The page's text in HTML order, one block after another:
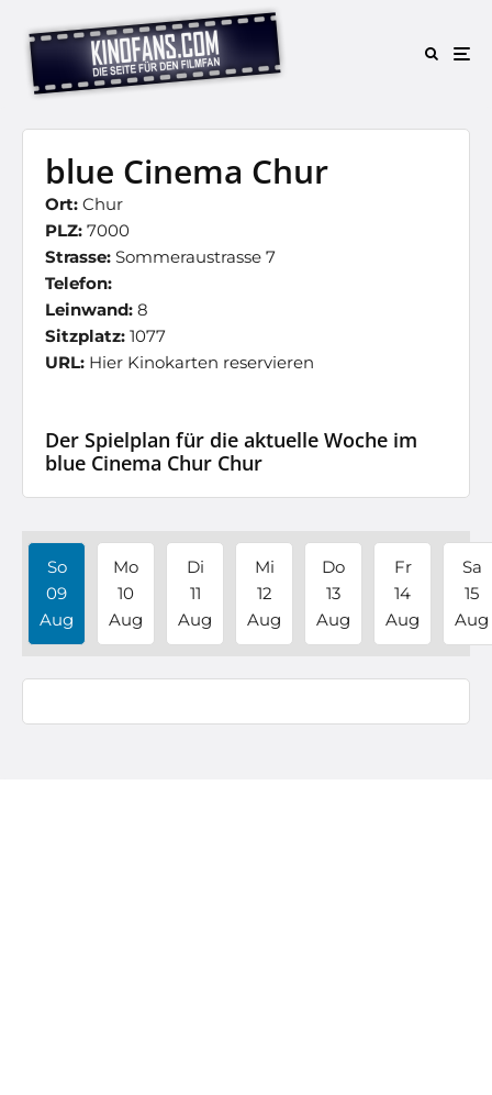
blue Cinema Chur
Ort: Chur
PLZ: 7000
Strasse: Sommeraustrasse 7
Telefon:
Leinwand: 8
Sitzplatz: 1077
URL: Hier Kinokarten reservieren
Der Spielplan für die aktuelle Woche im
blue Cinema Chur Chur
So
09
Aug
Mo
10
Aug
Di
11
Aug
Mi
12
Aug
Do
13
Aug
Fr
14
Aug
Sa
15
Aug